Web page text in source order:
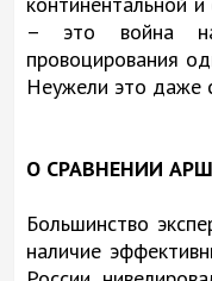
– это война на
провоцирования
Неужели это даже
О СРАВНЕНИИ
Большинство
наличие